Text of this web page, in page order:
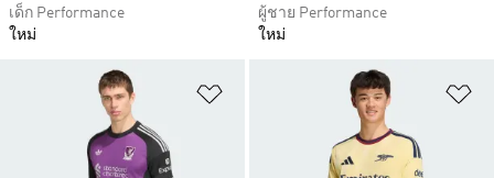
เด็ก Performance
ใหม่
ผู้ชาย Performance
ใหม่
เพิ่มไปยังรายการสินค้าโปรด